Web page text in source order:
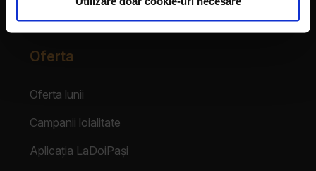
Login Partener
Oferta
Oferta lunii
Campanii loialitate
Aplicația LaDoiPași